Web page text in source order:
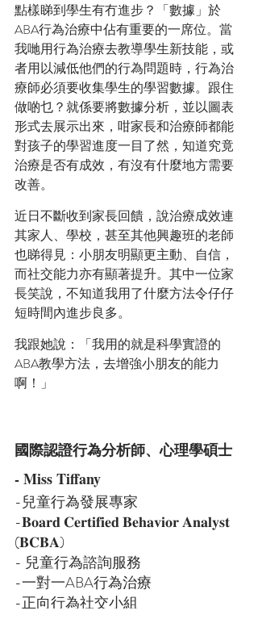
點樣睇到學生有冇進步？「數據」於
ABA行為治療中佔有重要的一席位。當
我哋用行為治療去教導學生新技能，或
者用以減低他們的行為問題時，行為治
療師必須要收集學生的學習數據。跟住
做啲乜？就係要將數據分析，並以圖表
形式去展示出來，咁家長和治療師都能
對孩子的學習進度一目了然，知道究竟
治療是否有成效，有沒有什麼地方需要
改善。
近日不斷收到家長回饋，說治療成效連
其家人、學校，甚至其他興趣班的老師
也睇得見：小朋友明顯更主動、自信，
而社交能力亦有顯著提升。其中一位家
長笑說，不知道我用了什麼方法令仔仔
短時間內進步良多。
我跟她說：「我用的就是科學實證的
ABA教學方法，去增強小朋友的能力
啊！」
國際認證行為分析師、心理學碩士
- Miss Tiffany
-兒童行為發展專家⁣⁣⁣
-𝐁𝐨𝐚𝐫𝐝 𝐂𝐞𝐫𝐭𝐢𝐟𝐢𝐞𝐝 𝐁𝐞𝐡𝐚𝐯𝐢𝐨𝐫 𝐀𝐧𝐚𝐥𝐲𝐬𝐭
(𝐁𝐂𝐁𝐀)⁣⁣⁣
-⁣⁣⁣⁣⁣⁣⁣⁣⁣⁣⁣⁣⁣ 兒童行為諮詢服務⁣⁣
-一對一ABA行為治療⁣⁣⁣⁣⁣⁣⁣⁣⁣⁣⁣⁣⁣⁣⁣
-正向行為社交小組⁣⁣⁣⁣⁣⁣⁣⁣⁣⁣⁣⁣⁣⁣⁣